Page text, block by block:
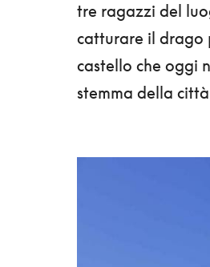
tre ragazzi del
catturare il drago
castello che oggi
stemma della